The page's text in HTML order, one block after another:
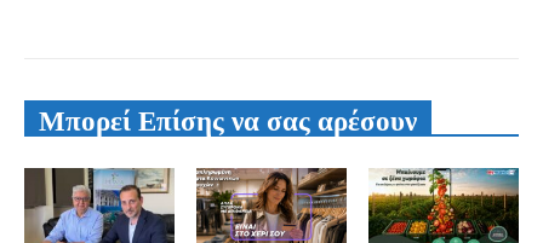
Μπορεί Επίσης να σας αρέσουν